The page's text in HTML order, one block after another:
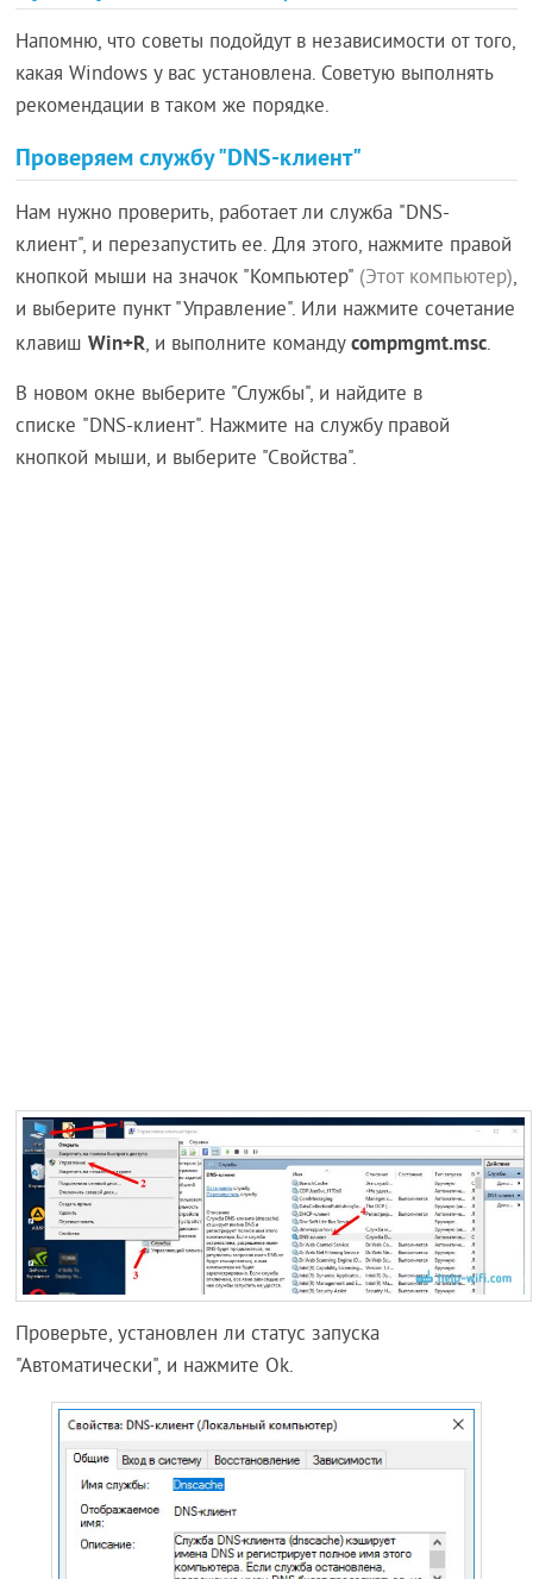
Напомню, что советы подойдут в независимости от того,
какая Windows у вас установлена. Советую выполнять
рекомендации в таком же порядке.
Проверяем службу "DNS-клиент"
Нам нужно проверить, работает ли служба "DNS-
клиент", и перезапустить ее. Для этого, нажмите правой
кнопкой мыши на значок "Компьютер" (Этот компьютер),
и выберите пункт "Управление". Или нажмите сочетание
клавишWin+R, и выполните командуcompmgmt.msc.
В новом окне выберите "Службы", и найдите в
списке "DNS-клиент". Нажмите на службу правой
кнопкой мыши, и выберите "Свойства".
Проверьте, установлен ли статус запуска
"Автоматически", и нажмите Ok.